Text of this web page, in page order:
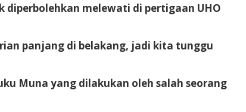
melewati di pertigaan UHO
panjang di belakang, jadi kita tunggu
Muna yang dilakukan oleh salah seorang